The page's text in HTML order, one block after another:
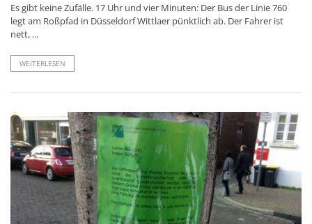
Es gibt keine Zufälle. 17 Uhr und vier Minuten: Der Bus der Linie 760
legt am Roßpfad in Düsseldorf Wittlaer pünktlich ab. Der Fahrer ist
nett, ...
WEITERLESEN